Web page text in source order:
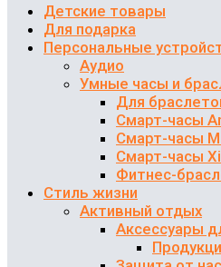
Детские товары
Для подарка
Персональные
Аудио
Умные часы и
Для
Смарт-часы
Смарт-часы
Смарт-часы
Фитнес-
Стиль жизни
Активный отдых
Аксессуары